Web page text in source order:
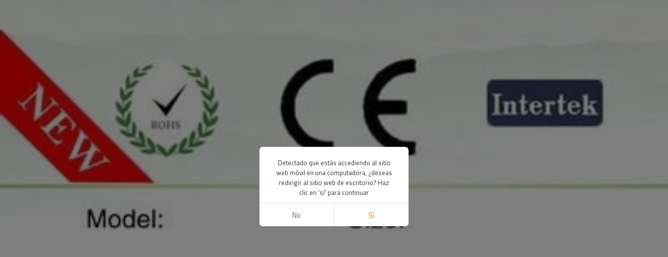
Detectado que estás accediendo al sitio
web móvil en una computadora, ¿deseas
redirigir al sitio web de escritorio? Haz
clic en 'sí' para continuar
No Si